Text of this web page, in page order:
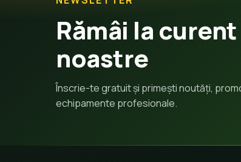
Rămâi la
noastre
Înscrie-te gratuit și primești noutăți,
echipamente profesionale.